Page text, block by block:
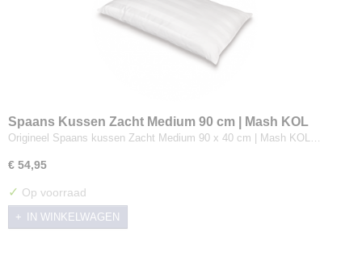
Spaans Kussen Zacht Medium 90 cm | Mash KOL
Origineel Spaans kussen Zacht Medium 90 x 40 cm | Mash KOL…
€ 54,95
✓ Op voorraad
IN WINKELWAGEN